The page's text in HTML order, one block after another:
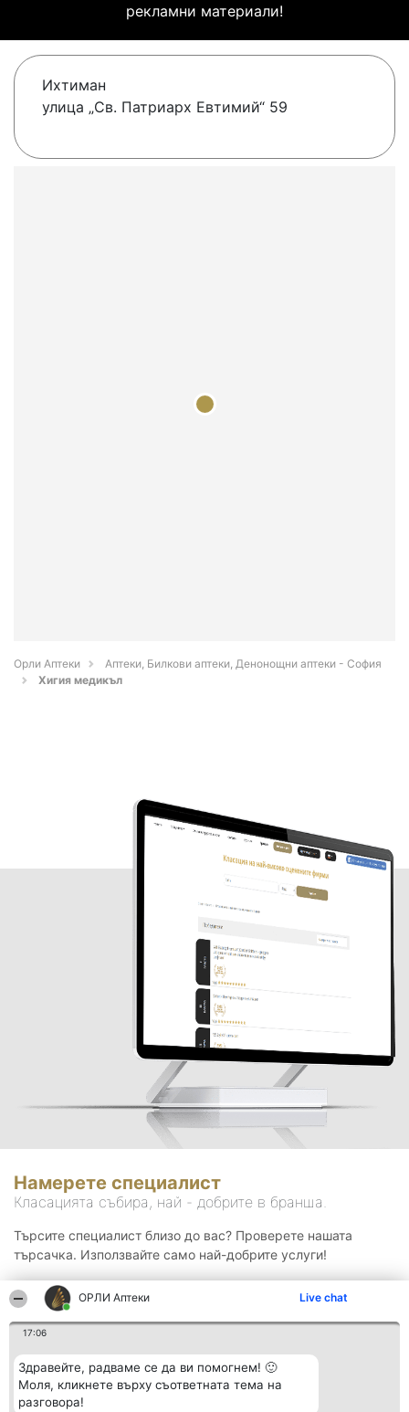
ОРЛИ Аптеки Live chat
17:06
Здравейте, радваме се да ви помогнем! 🙂
Моля, кликнете върху съответната тема на
разговора!
рекламни материали!
Ихтиман
улица „Св. Патриарх Евтимий“ 59
Орли Аптеки
Аптеки, Билкови аптеки, Денонощни аптеки - София
Хигия медикъл
Намерете специалист
Класацията събира, най - добрите в бранша.
Търсите специалист близо до вас? Проверете нашата
търсачка. Използвайте само най-добрите услуги!